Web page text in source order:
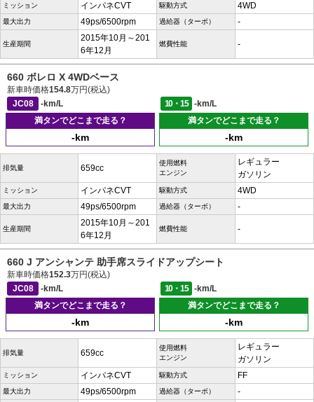
ミッション インパネCVT 駆動方式 4WD
最大出力 49ps/6500rpm 過給器（ターボ） -
生産期間
2015年10月～201
6年12月
燃費性能 -
660 ボレロ X 4WDベース
新車時価格154.8万円(税込)
JC08
-km/L 10・15
-km/L
満タンでどこまで走る？
-km
満タンでどこまで走る？
-km
排気量 659cc
使用燃料
エンジン
レギュラー
ガソリン
ミッション インパネCVT 駆動方式 4WD
最大出力 49ps/6500rpm 過給器（ターボ） -
生産期間
2015年10月～201
6年12月
燃費性能 -
660 J アンシャンテ 助手席スライドアップシート
新車時価格152.3万円(税込)
JC08
-km/L 10・15
-km/L
満タンでどこまで走る？
-km
満タンでどこまで走る？
-km
排気量 659cc
使用燃料
エンジン
レギュラー
ガソリン
ミッション インパネCVT 駆動方式 FF
最大出力 49ps/6500rpm 過給器（ターボ） -